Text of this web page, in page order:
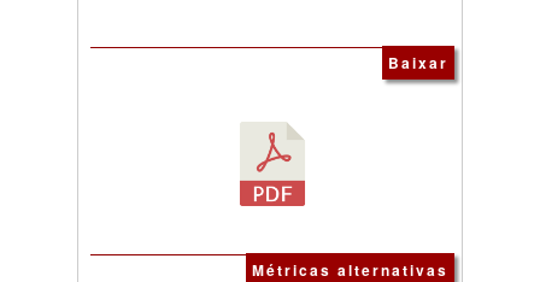
Baixar
Métricas alternativas